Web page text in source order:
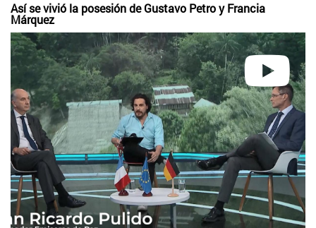
Así se vivió la posesión de Gustavo Petro y Francia
Márquez